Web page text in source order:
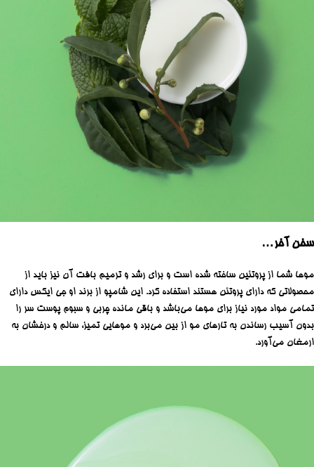
سخن آخر…
موها شما از پروتئین ساخته شده است و برای رشد و ترمیم بافت آن نیز باید از
محصولاتی که دارای پروتئن هستند استفاده کرد. این شامپو از برند او جی ایکس دارای
تمامی مواد مورد نیاز برای موها می‌باشد و باقی مانده چربی و سبوم پوست سر را
بدون آسیب رساندن به تارهای مو از بین می‌برد و موهایی تمیز، سالم و درخشان به
ارمغان می‌آورد.